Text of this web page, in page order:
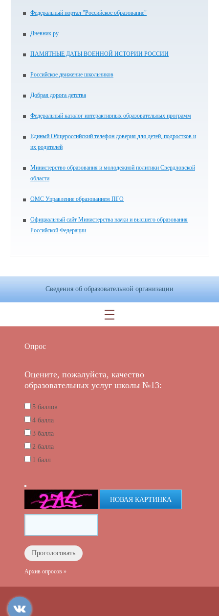
Федеральный портал "Российское образование"
Дневник.ру
ПАМЯТНЫЕ ДАТЫ ВОЕННОЙ ИСТОРИИ РОССИИ
Российское движение школьников
Добрая дорога детства
Федеральный каталог интерактивных образовательных программ
Единый Общероссийский телефон доверия для детей, подростков и
их родителей
Министерство образования и молодежной политики Свердловской
области
ОМС Управление образованием ПГО
Официальный сайт Министерства науки и высшего образования
Российской Федерации
Сведения об образовательной организации
Опрос
Оцените, пожалуйста, качество
образовательных услуг школы №13:
5 баллов
4 балла
3 балла
2 балла
1 балл
НОВАЯ КАРТИНКА
Архив опросов »